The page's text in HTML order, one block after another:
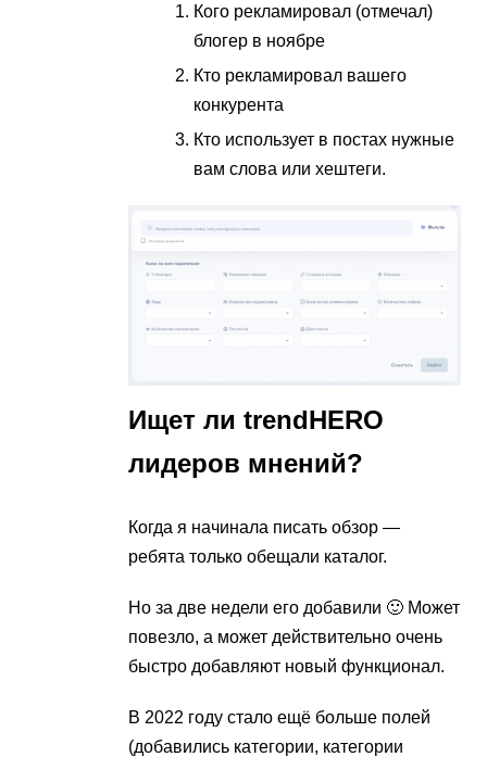
Кого рекламировал (отмечал)
блогер в ноябре
Кто рекламировал вашего
конкурента
Кто использует в постах нужные
вам слова или хештеги.
Ищет ли trendHERO
лидеров мнений?
Когда я начинала писать обзор —
ребята только обещали каталог.
Но за две недели его добавили 🙂 Может
повезло, а может действительно очень
быстро добавляют новый функционал.
В 2022 году стало ещё больше полей
(добавились категории, категории